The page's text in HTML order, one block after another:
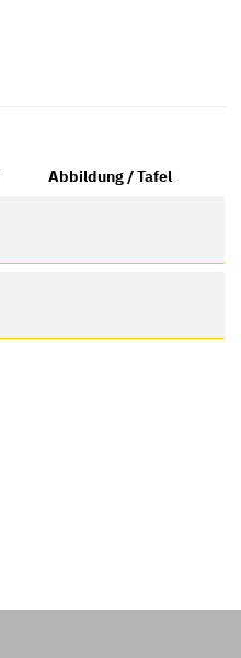
Abbildung / Tafel